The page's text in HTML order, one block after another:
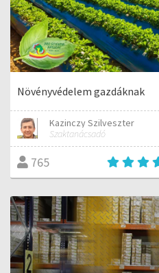
Növényvédelem gazdáknak
Kazinczy Szilveszter
Szaktanácsadó
765